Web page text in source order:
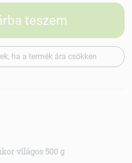
teszem
ha a termék ára csökken
világos 500 g